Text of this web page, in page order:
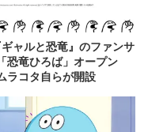
恐竜ひろば」オープン
ラコタ自らが開設